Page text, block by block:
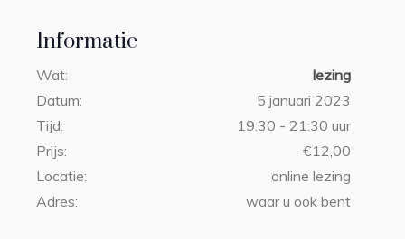
Informatie
Wat:
lezing
Datum:
5 januari 2023
Tijd:
19:30 - 21:30 uur
Prijs:
€12,00
Locatie:
online lezing
Adres:
waar u ook bent